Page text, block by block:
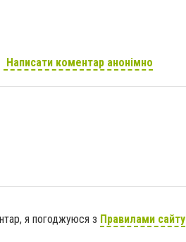
Написати коментар анонімно
я погоджуюся з Правилами сайту